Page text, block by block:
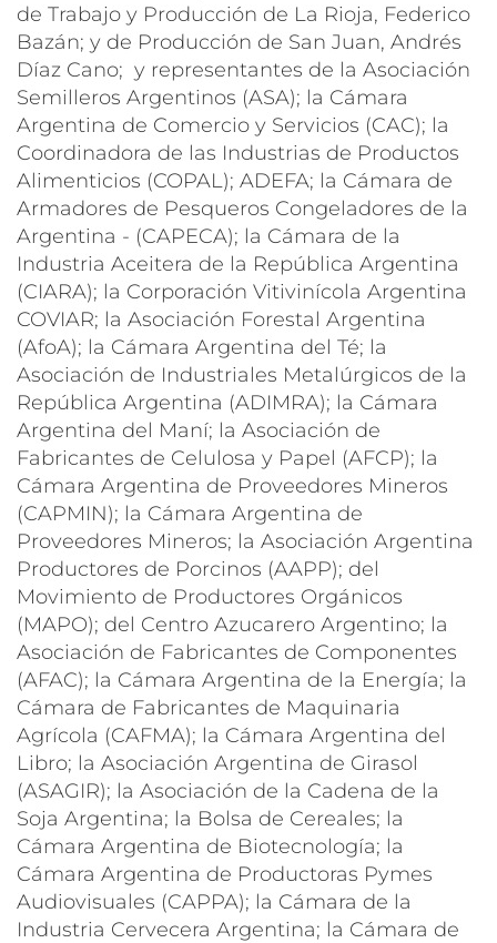
de Trabajo y Producción de La Rioja, Federico
Bazán; y de Producción de San Juan, Andrés
Díaz Cano; y representantes de la Asociación
Semilleros Argentinos (ASA); la Cámara
Argentina de Comercio y Servicios (CAC); la
Coordinadora de las Industrias de Productos
Alimenticios (COPAL); ADEFA; la Cámara de
Armadores de Pesqueros Congeladores de la
Argentina - (CAPECA); la Cámara de la
Industria Aceitera de la República Argentina
(CIARA); la Corporación Vitivinícola Argentina
COVIAR; la Asociación Forestal Argentina
(AfoA); la Cámara Argentina del Té; la
Asociación de Industriales Metalúrgicos de la
República Argentina (ADIMRA); la Cámara
Argentina del Maní; la Asociación de
Fabricantes de Celulosa y Papel (AFCP); la
Cámara Argentina de Proveedores Mineros
(CAPMIN); la Cámara Argentina de
Proveedores Mineros; la Asociación Argentina
Productores de Porcinos (AAPP); del
Movimiento de Productores Orgánicos
(MAPO); del Centro Azucarero Argentino; la
Asociación de Fabricantes de Componentes
(AFAC); la Cámara Argentina de la Energía; la
Cámara de Fabricantes de Maquinaria
Agrícola (CAFMA); la Cámara Argentina del
Libro; la Asociación Argentina de Girasol
(ASAGIR); la Asociación de la Cadena de la
Soja Argentina; la Bolsa de Cereales; la
Cámara Argentina de Biotecnología; la
Cámara Argentina de Productoras Pymes
Audiovisuales (CAPPA); la Cámara de la
Industria Cervecera Argentina; la Cámara de